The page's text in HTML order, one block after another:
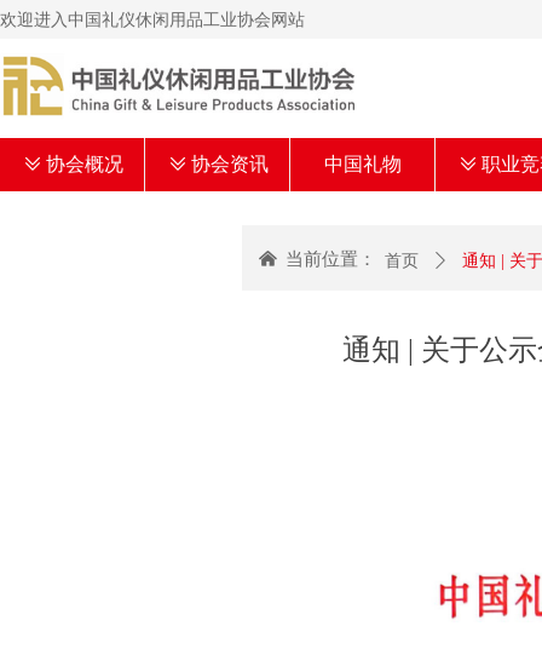
欢迎进入中国礼仪休闲用品工业协会网站
ꅂ 协会概况 ꅂ 协会资讯 中国礼物 ꅂ 职业
通知 | 关于公
낀 当前位置： 首页 ꄲ 通知 | 关